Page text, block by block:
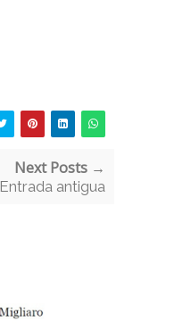
Next Posts →
Entrada antigua